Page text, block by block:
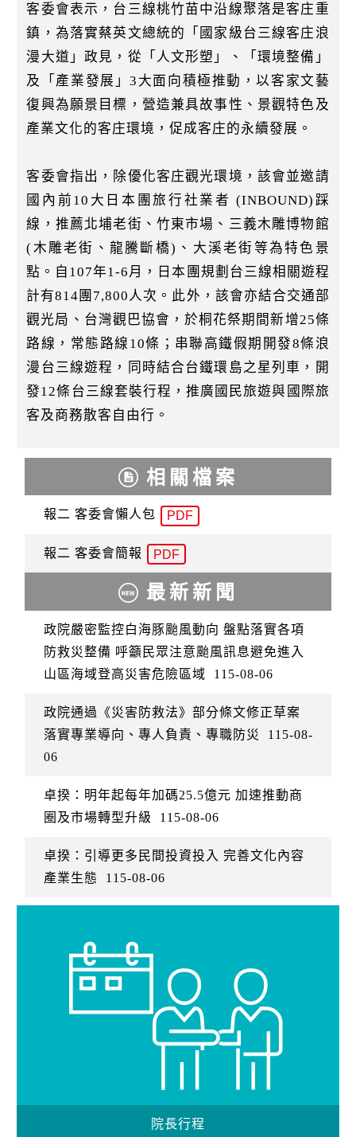
客委會表示，台三線桃竹苗中沿線聚落是客庄重
鎮，為落實蔡英文總統的「國家級台三線客庄浪
漫大道」政見，從「人文形塑」、「環境整備」
及「產業發展」3大面向積極推動，以客家文藝
復興為願景目標，營造兼具故事性、景觀特色及
產業文化的客庄環境，促成客庄的永續發展。
客委會指出，除優化客庄觀光環境，該會並邀請
國內前10大日本團旅行社業者 (INBOUND)踩
線，推薦北埔老街、竹東市場、三義木雕博物館
(木雕老街、龍騰斷橋)、大溪老街等為特色景
點。自107年1-6月，日本團規劃台三線相關遊程
計有814團7,800人次。此外，該會亦結合交通部
觀光局、台灣觀巴協會，於桐花祭期間新增25條
路線，常態路線10條；串聯高鐵假期開發8條浪
漫台三線遊程，同時結合台鐵環島之星列車，開
發12條台三線套裝行程，推廣國民旅遊與國際旅
客及商務散客自由行。
相關檔案
報二 客委會懶人包 PDF
報二 客委會簡報 PDF
最新新聞
政院嚴密監控白海豚颱風動向 盤點落實各項
防救災整備 呼籲民眾注意颱風訊息避免進入
山區海域登高災害危險區域
115-08-06
政院通過《災害防救法》部分條文修正草案
落實專業導向、專人負責、專職防災
115-08-
06
卓揆：明年起每年加碼25.5億元 加速推動商
圈及市場轉型升級
115-08-06
卓揆：引導更多民間投資投入 完善文化內容
產業生態
115-08-06
院長行程